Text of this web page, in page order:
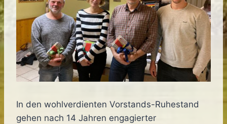
In den wohlverdienten Vorstands-Ruhestand
gehen nach 14 Jahren engagierter